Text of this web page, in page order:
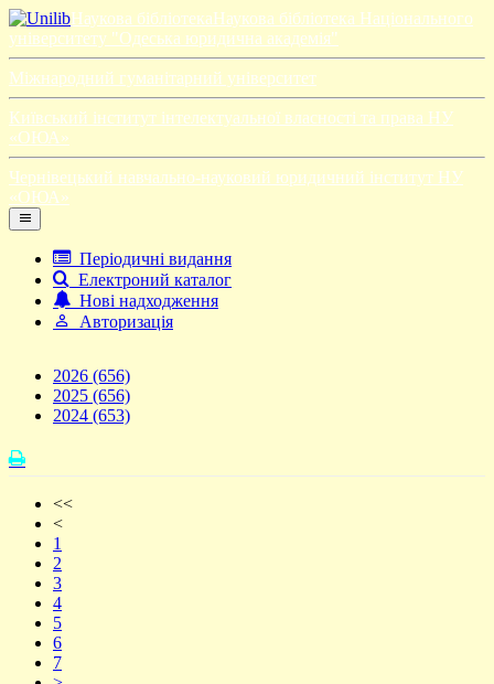
Наукова бібліотекаНаукова бібліотека Національного
університету "Одеська юридична академія"
Міжнародний гуманітарний університет
Київський інститут інтелектуальної власності та права НУ
«ОЮА»
Чернівецький навчально-науковий юридичний інститут НУ
«ОЮА»
Періодичні видання
Електроний каталог
Нові надходження
Авторизація
2026 (656)
2025 (656)
2024 (653)
<<
<
1
2
3
4
5
6
7